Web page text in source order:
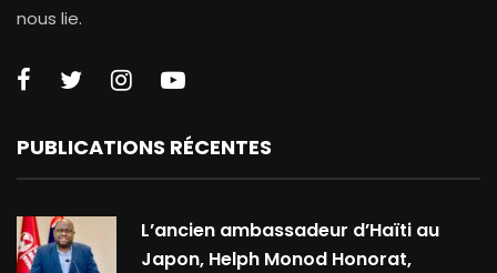
nous lie.
PUBLICATIONS RÉCENTES
L’ancien ambassadeur d’Haïti au
Japon, Helph Monod Honorat,